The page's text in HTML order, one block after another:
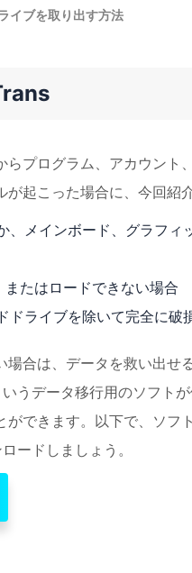
イブを取り出す方法
プログラム、アカウント
起こった場合に、今回紹
、メインボード、グラフ
たはロードできない場合
ドライブを除いて完全に
合は、データを救い出せ
いうデータ移行用のソフト
できます。以下で、ソフ
ードしましょう。